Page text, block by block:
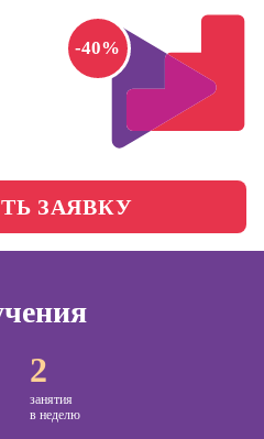
Профессия
Менеджер по
маркетингу в
социальных
сетях (SMM-
менеджер)
Специалист по
таргетингу
-40%
ЗАЯВКУ
2
занятия
в неделю